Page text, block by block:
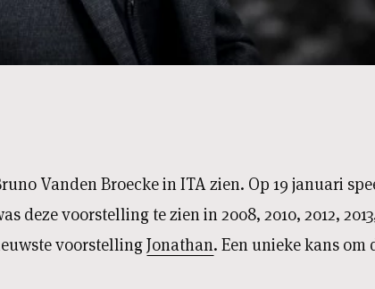
Vanden Broecke in ITA zien. Op 19 januari
deze voorstelling te zien in 2008, 2010, 2012,
voorstellingJonathan. Een unieke kans om